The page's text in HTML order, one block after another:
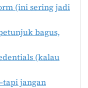
(ini sering jadi
bagus,
(kalau
jangan